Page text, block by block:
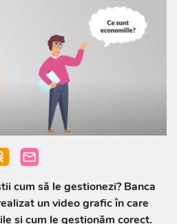
cum să le gestionezi? Banca
un video grafic în care
și cum le gestionăm corect.